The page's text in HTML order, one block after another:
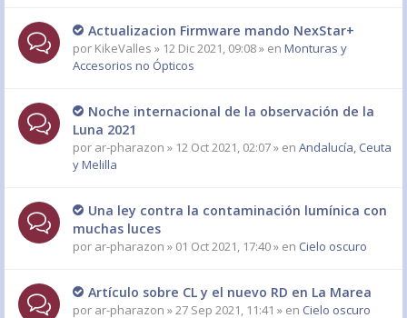
Actualizacion Firmware mando NexStar+
por KikeValles » 12 Dic 2021, 09:08 » en Monturas y
Accesorios no Ópticos
Noche internacional de la observación de la
Luna 2021
por ar-pharazon » 12 Oct 2021, 02:07 » en Andalucía, Ceuta
y Melilla
Una ley contra la contaminación lumínica con
muchas luces
por ar-pharazon » 01 Oct 2021, 17:40 » en Cielo oscuro
Artículo sobre CL y el nuevo RD en La Marea
por ar-pharazon » 27 Sep 2021, 11:41 » en Cielo oscuro